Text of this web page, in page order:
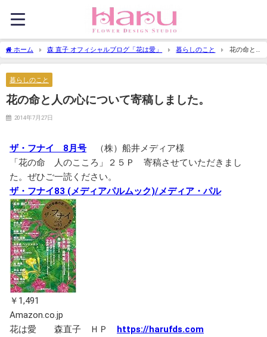
ホーム 森 直子 オフィシャルブログ「花は愛」 暮らしのこと
花の命と
人の心について寄稿しました。
暮らしのこと
花の命と人の心について寄稿しました。
2014年7月27日
ザ・フナイ 8月号 （株）船井メディア様
「花の命 人のこころ」２５Ｐ 寄稿させていただきまし
た。ぜひご一読ください。
ザ・フナイ83 (メディアパルムック)/メディア・パル
￥1,491
Amazon.co.jp
花は愛 森直子 ＨＰ https://harufds.com